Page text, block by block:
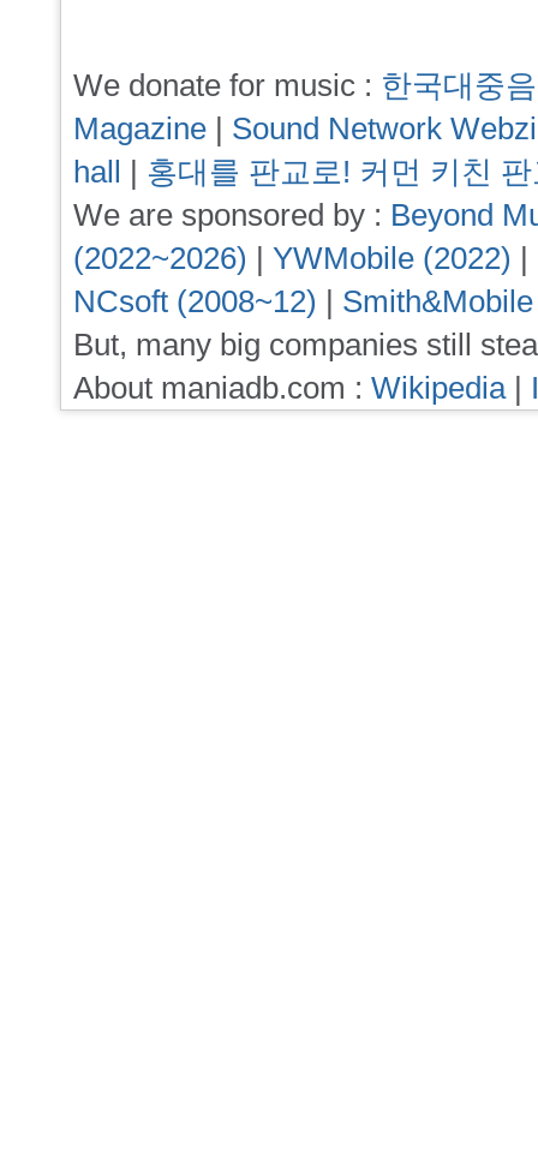
We donate for music : 한국대중
Magazine | Sound Network
hall | 홍대를 판교로! 커먼 키친
We are sponsored by : Beyond
(2022~2026) | YWMobile (2022) |
NCsoft (2008~12) |
But, many big companies still
About maniadb.com : Wikipedia|